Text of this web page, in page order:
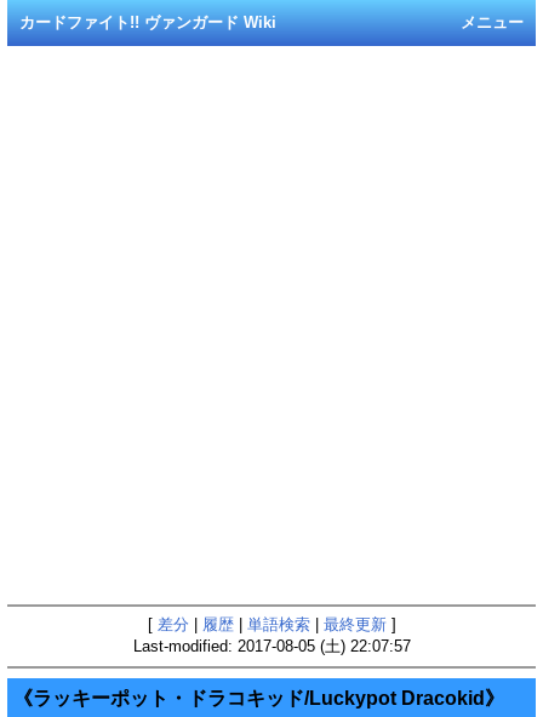
メニュー
カードファイト!! ヴァンガード Wiki
[ 差分 履歴| 単語検索| 最終更新]
Last-modified: 2017-08-05 (土) 22:07:57
《ラッキーポット・ドラコキッド/Luckypot Dracokid》